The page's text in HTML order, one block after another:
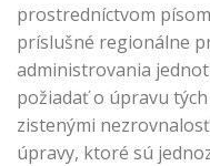
prostredníctvom
príslušné regionálne
administrovania
požiadať o úpravu
zistenými
úpravy, ktoré sú